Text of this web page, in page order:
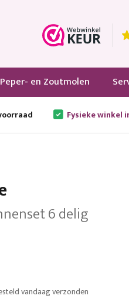
Peper- en Zoutmolen
Fysieke winkel
6 delig
vandaag verzonden